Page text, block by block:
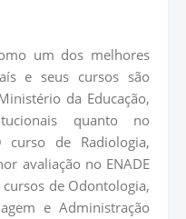
um dos melhores
e seus cursos são
da Educação,
quanto no
curso de Radiologia,
avaliação no ENADE
de Odontologia,
e Administração